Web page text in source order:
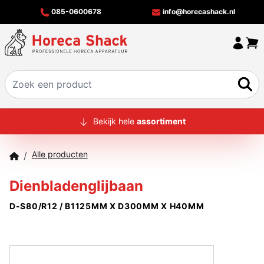
085-0600678 info@horecashack.nl
HOME
MERKEN
OFFERTECHECKER
Bekijk hele assortiment
/ Alle producten
Dienbladenglijbaan
D-S80/R12 / B1125MM X D300MM X H40MM